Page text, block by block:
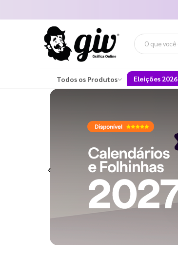
Todos os Produtos Eleições 2026
Previous